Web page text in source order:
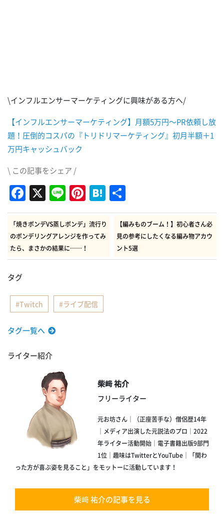
\インフルエンサーマーケティングに興味がある方へ/
【インフルエンサーマーケティング】月額5万円～PR依頼し放
題！圧倒的コスパの『トリドリマーケティング』初月半額＋1
万円キャッシュバック
\ この記事をシェア /
Facebook
X LinePinterest
Hatena
有
「焼きポンデVS蒸しポンデ」流行り
のポンデリングアレンジを作ってみ
たら、まさかの結果に……！
【編みものブーム！】初心者さん必
見の参考にしたくなる編み物アカウ
ント5選
タグ
Twitch ライブ配信
タグ一覧へ
ライター紹介
柴﨑 祐介
フリーライター
元お坊さん｜（正座苦手な）僧侶歴14年
｜メディア出演した元説法のプロ｜2022
年ライター活動開始｜電子書籍出版9部門
1位｜趣味はTwitterとYouTube｜「関わ
った方が喜ぶ姿を見ること」をモットーに活動しています！
柴﨑 祐介の記事を見る